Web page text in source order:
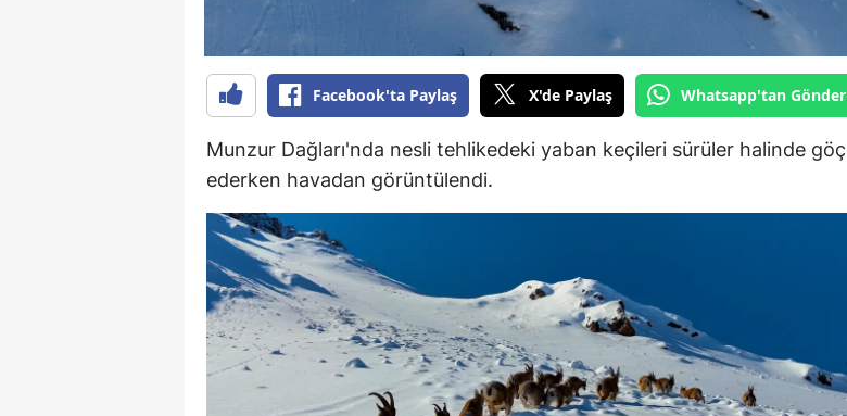
Bursa
Çanakkale
Çankırı
Çorum
Denizli
Edirne
Elazığ
Erzincan
Facebook'ta Paylaş X'de Paylaş Whatsapp'tan Gönder
Munzur Dağları'nda nesli tehlikedeki yaban keçileri sürüler halinde göç
ederken havadan görüntülendi.